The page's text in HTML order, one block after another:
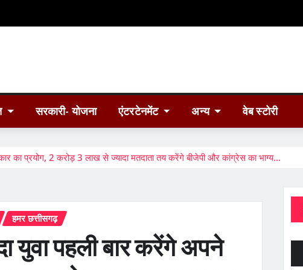
सरकारी- योजना एंटरटेनमेंट अन्य वेब स्टोरी
का प्रयोग, 2 करोड़ 3 लाख से ज्यादा मतदाता तय करेंगे बीजेपी और कांग्रेस का भाग्य…
हमर छत्तीसगढ़
युवा पहली बार करेंगे अपने